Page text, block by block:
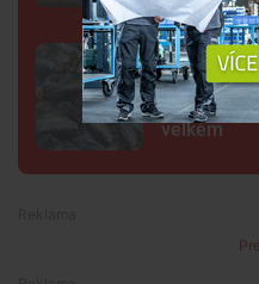
Rybníky
omezují
velkém